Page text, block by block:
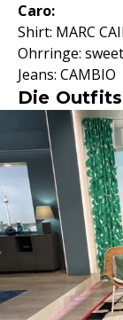
Caro:
Shirt: MARC
Ohrringe:
Jeans: CAMBIO
Die